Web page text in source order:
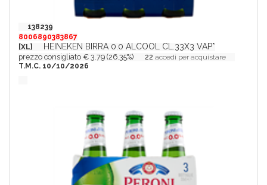
138239
8006890383867
[XL]
HEINEKEN BIRRA 0.0 ALCOOL CL.33X3 VAP*
prezzo consigliato € 3.79 (26.35%) 22 accedi per acquistare
T.M.C. 10/10/2026